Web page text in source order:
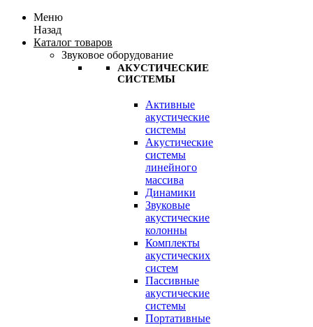
Меню
Назад
Каталог товаров
Звуковое оборудование
АКУСТИЧЕСКИЕ
СИСТЕМЫ
Активные
акустические
системы
Акустические
системы
линейного
массива
Динамики
Звуковые
акустические
колонны
Комплекты
акустических
систем
Пассивные
акустические
системы
Портативные